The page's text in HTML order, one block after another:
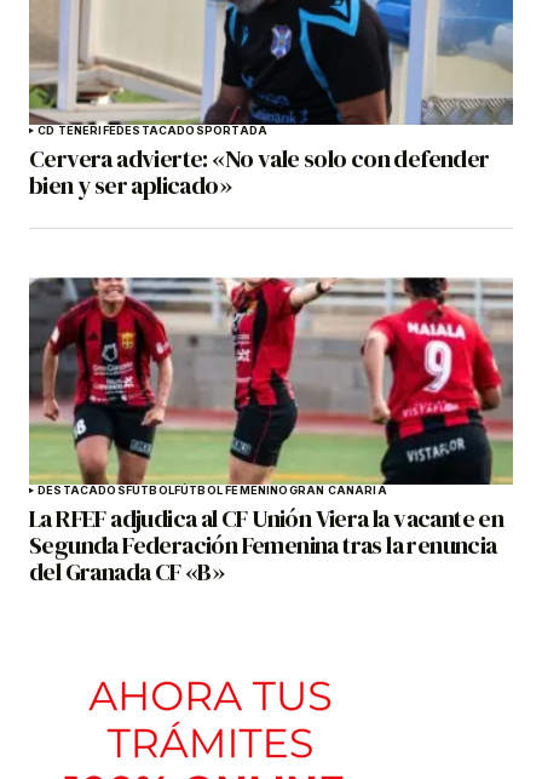
CD TENERIFEDESTACADOSPORTADA
Cervera advierte: «No vale solo con defender
bien y ser aplicado»
DESTACADOSFÚTBOLFÚTBOL FEMENINOGRAN CANARIA
La RFEF adjudica al CF Unión Viera la vacante en
Segunda Federación Femenina tras la renuncia
del Granada CF «B»